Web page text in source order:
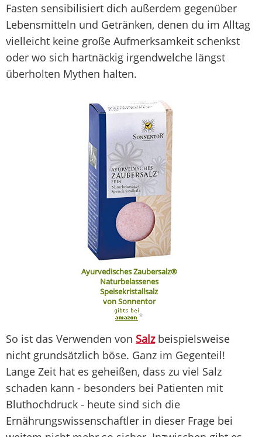
Fasten sensibilisiert dich außerdem gegenüber
Lebensmitteln und Getränken, denen du im Alltag
vielleicht keine große Aufmerksamkeit schenkst
oder wo sich hartnäckig irgendwelche längst
überholten Mythen halten.
Ayurvedisches Zaubersalz®
Naturbelassenes
Speisekristallsalz
von Sonnentor
*
So ist das Verwenden von Salzbeispielsweise
nicht grundsätzlich böse. Ganz im Gegenteil!
Lange Zeit hat es geheißen, dass zu viel Salz
schaden kann - besonders bei Patienten mit
Bluthochdruck - heute sind sich die
Ernährungswissenschaftler in dieser Frage bei